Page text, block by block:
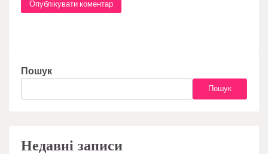
Пошук
Пошук
Недавні записи